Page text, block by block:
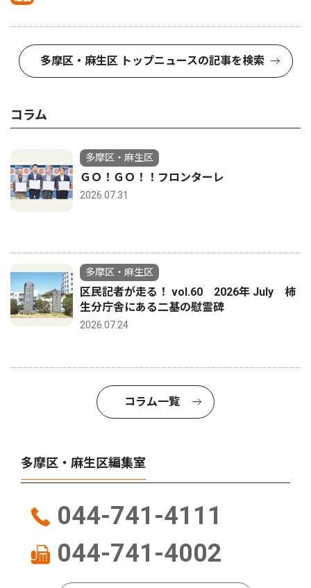
多摩区・麻生区 トップニュースの記事を検索
コラム
多摩区・麻生区
ＧＯ！ＧＯ！！フロンターレ
2026.07.31
多摩区・麻生区
区民記者が走る！ vol.60 2026年 July 柿
生分庁舎にある二基の慰霊碑
2026.07.24
コラム一覧
多摩区・麻生区編集室
044-741-4111
044-741-4002